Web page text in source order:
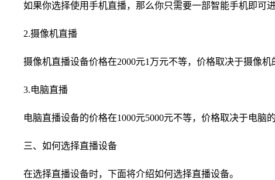
如果你选择使用手机直播，那么你只需要一部智能手机即可
2.摄像机直播
摄像机直播设备价格在2000元1万元不等，价格取决于摄像
3.电脑直播
电脑直播设备的价格在1000元5000元不等，价格取决于电
三、如何选择直播设备
在选择直播设备时，下面将介绍如何选择直播设备。